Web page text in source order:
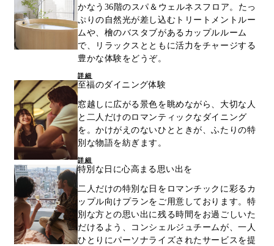
かなう36階のスパ＆ウェルネスフロア。たっ
ぷりの自然光が差し込むトリートメントルー
ムや、檜のバスタブがあるカップルルーム
で、リラックスとともに活力をチャージする
豊かな体験をどうぞ。
詳細
至福のダイニング体験
窓越しに広がる景色を眺めながら、大切な人
と二人だけのロマンティックなダイニング
を。かけがえのないひとときが、ふたりの特
別な物語を紡ぎます。
詳細
特別な日に心高まる思い出を
二人だけの特別な日をロマンチックに彩るカ
ップル向けプランをご用意しております。特
別な方との思い出に残る時間をお過ごしいた
だけるよう、コンシェルジュチームが、一人
ひとりにパーソナライズされたサービスを提